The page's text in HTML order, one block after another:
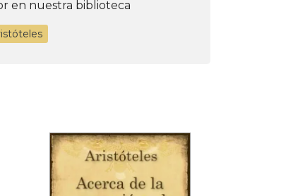
en nuestra biblioteca